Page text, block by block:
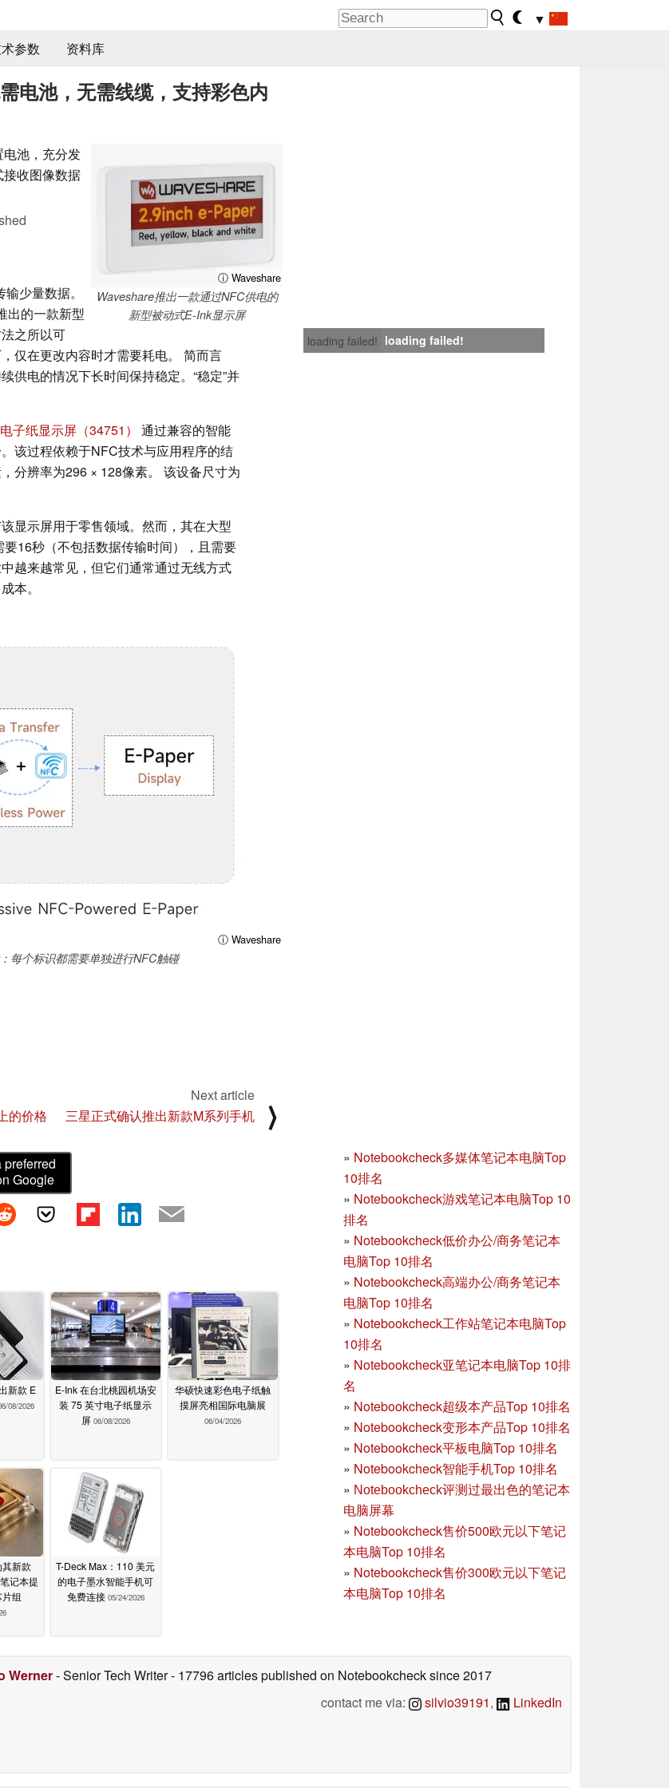
▼
参数 资料库
电池，无需线缆，支持彩色内
ⓘ Waveshare
Waveshare推出一款通过NFC供电的
新型被动式E-Ink显示屏
池，充分发
收图像数据
loading failed! loading failed!
少量数据。
出的一款新型
之所以可
仅在更改内容时才需要耗电。 简而言
供电的情况下长时间保持稳定。“稳定”并
子纸显示屏（34751）
通过兼容的智能
该过程依赖于NFC技术与应用程序的结
分辨率为296 × 128像素。 该设备尺寸为
显示屏用于零售领域。然而，其在大型
16秒（不包括数据传输时间），且需要
越来越常见，但它们通常通过无线方式
本。
ⓘ Waveshare
每个标识都需要单独进行NFC触碰
的价格
Next article
三星正式确认推出新款M系列手机
⟩
» Notebookcheck多媒体笔记本电脑Top
10排名
» Notebookcheck游戏笔记本电脑Top 10
排名
» Notebookcheck低价办公/商务笔记本
电脑Top 10排名
» Notebookcheck高端办公/商务笔记本
电脑Top 10排名
» Notebookcheck工作站笔记本电脑Top
10排名
» Notebookcheck亚笔记本电脑Top 10排
名
» Notebookcheck超级本产品Top 10排名
» Notebookcheck变形本产品Top 10排名
» Notebookcheck平板电脑Top 10排名
» Notebookcheck智能手机Top 10排名
» Notebookcheck评测过最出色的笔记本
电脑屏幕
» Notebookcheck售价500欧元以下笔记
本电脑Top 10排名
» Notebookcheck售价300欧元以下笔记
本电脑Top 10排名
preferred
Google
新款 E
08/2026
E-Ink 在台北桃园机场安
装 75 英寸电子纸显示
屏 06/08/2026
华硕快速彩色电子纸触
摸屏亮相国际电脑展
06/04/2026
新款
记本提
组
T-Deck Max：110 美元
的电子墨水智能手机可
免费连接 05/24/2026
Werner- Senior Tech Writer- 17796 articles published on Notebookchecksince 2017
contact me via:
silvio39191, LinkedIn